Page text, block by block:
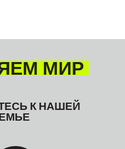
МИР
К НАШЕЙ